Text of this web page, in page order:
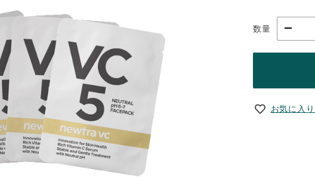
数量
お気に入